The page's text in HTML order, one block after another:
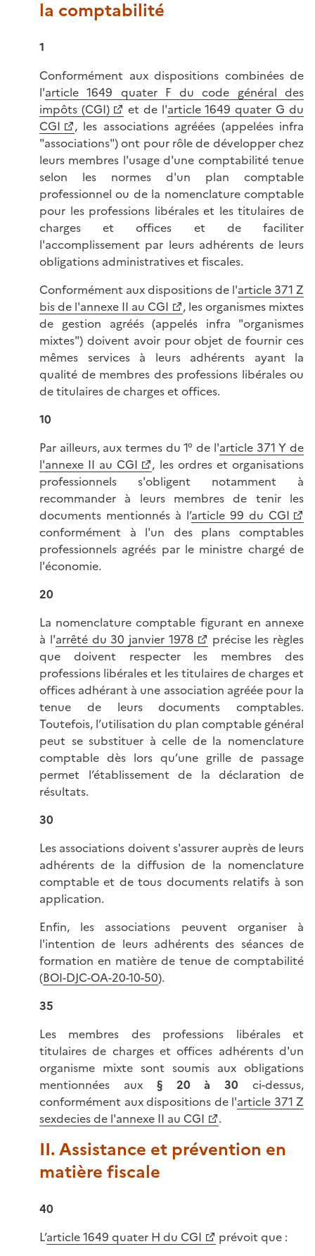
la comptabilité
1
Conformément aux dispositions combinées de
l'article 1649 quater F du code général des
impôts (CGI)
et de l'article 1649 quater G du
CGI
, les associations agréées (appelées infra
"associations") ont pour rôle de développer chez
leurs membres l'usage d'une comptabilité tenue
selon les normes d'un plan comptable
professionnel ou de la nomenclature comptable
pour les professions libérales et les titulaires de
charges et offices et de faciliter
l'accomplissement par leurs adhérents de leurs
obligations administratives et fiscales.
Conformément aux dispositions de l'article 371 Z
bis de l'annexe II au CGI
, les organismes mixtes
de gestion agréés (appelés infra "organismes
mixtes") doivent avoir pour objet de fournir ces
mêmes services à leurs adhérents ayant la
qualité de membres des professions libérales ou
de titulaires de charges et offices.
10
Par ailleurs, aux termes du 1° de l'article 371 Y de
l'annexe II au CGI
, les ordres et organisations
professionnels s'obligent notamment à
recommander à leurs membres de tenir les
documents mentionnés à l’article 99 du CGI
conformément à l'un des plans comptables
professionnels agréés par le ministre chargé de
l'économie.
20
La nomenclature comptable figurant en annexe
à l'arrêté du 30 janvier 1978
précise les règles
que doivent respecter les membres des
professions libérales et les titulaires de charges et
offices adhérant à une association agréée pour la
tenue de leurs documents comptables.
Toutefois, l’utilisation du plan comptable général
peut se substituer à celle de la nomenclature
comptable dès lors qu’une grille de passage
permet l’établissement de la déclaration de
résultats.
30
Les associations doivent s'assurer auprès de leurs
adhérents de la diffusion de la nomenclature
comptable et de tous documents relatifs à son
application.
Enfin, les associations peuvent organiser à
l'intention de leurs adhérents des séances de
formation en matière de tenue de comptabilité
(BOI-DJC-OA-20-10-50).
35
Les membres des professions libérales et
titulaires de charges et offices adhérents d'un
organisme mixte sont soumis aux obligations
mentionnées aux § 20 à 30 ci-dessus,
conformément aux dispositions de l'article 371 Z
sexdecies de l'annexe II au CGI
.
II. Assistance et prévention en
matière fiscale
40
L’article 1649 quater H du CGI
prévoit que :